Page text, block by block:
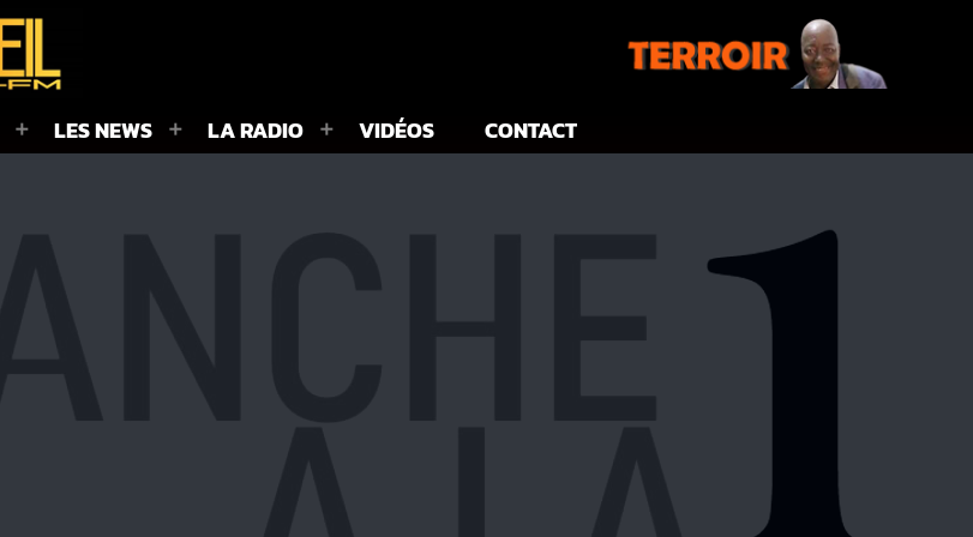
LES NEWS LA RADIO VIDÉOS CONTACT